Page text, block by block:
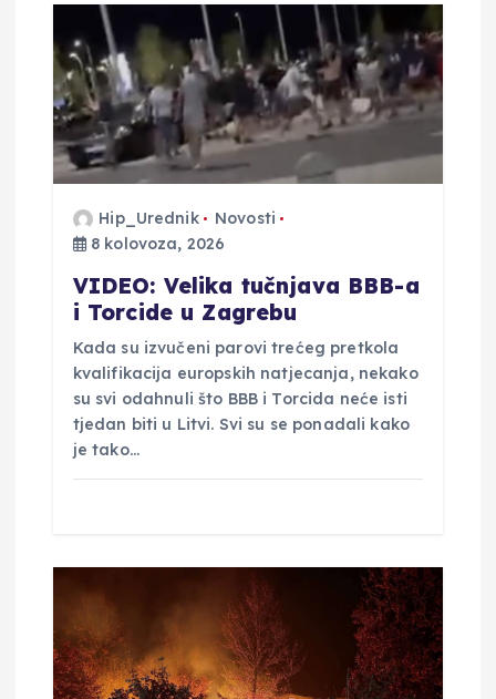
a
o
b
Hip_Urednik
Novosti
8 kolovoza, 2026
VIDEO: Velika tučnjava BBB-a
i Torcide u Zagrebu
Kada su izvučeni parovi trećeg pretkola
kvalifikacija europskih natjecanja, nekako
su svi odahnuli što BBB i Torcida neće isti
tjedan biti u Litvi. Svi su se ponadali kako
je tako…